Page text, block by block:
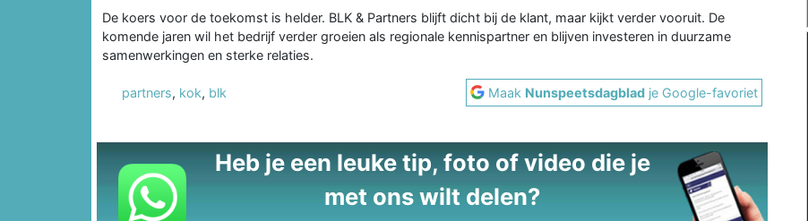
De koers voor de toekomst is helder. BLK & Partners blijft dicht bij de klant, maar kijkt verder vooruit. De
komende jaren wil het bedrijf verder groeien als regionale kennispartner en blijven investeren in duurzame
samenwerkingen en sterke relaties.
partners, kok, blk Maak Nunspeetsdagblad je Google-favoriet
Heb je een leuke tip, foto of video die je
met ons wilt delen?